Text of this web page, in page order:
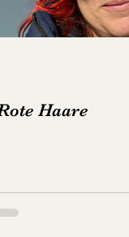
Haare